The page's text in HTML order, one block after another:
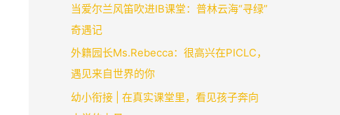
当爱尔兰风笛吹进IB课堂：普林云海“寻绿”
奇遇记
外籍园长Ms.Rebecca：很高兴在PICLC，
遇见来自世界的你
幼小衔接 | 在真实课堂里，看见孩子奔向